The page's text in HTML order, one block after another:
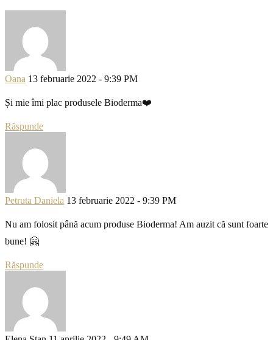
Oana 13 februarie 2022 - 9:39 PM
Și mie îmi plac produsele Bioderma❤️
Răspunde
Petruta Daniela 13 februarie 2022 - 9:39 PM
Nu am folosit până acum produse Bioderma! Am auzit că sunt foarte
bune! 🤗
Răspunde